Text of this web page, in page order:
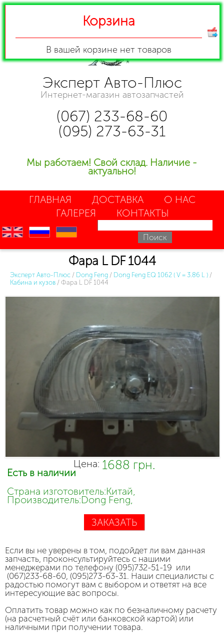
Эксперт Авто-Плюс
Интернет-магазин автозапчастей
(067) 233-68-60
(095) 273-63-31
Мы работаем! Свой склад. Наличие -
актуально!
ГЛАВНАЯ ДОСТАВКА
О НАС
ГАЛЕРЕЯ
КОНТАКТЫ
en ru uk
Фара L DF 1044
Эксперт Авто-Плюс / Dong Feng / Dong Feng EQ 1062 ( V = 3.86 L ) /
Кабина и кузов / Фара L DF 1044
Цена: 1688 грн.
Есть в наличии
Страна изготовитель:Китай,
Производитель:Dong Feng,
ЗАКАЗАТЬ
Если вы не уверены в том, подойдет ли вам данная
запчасть, проконсультируйтесь с нашими
менеджерами по телефону (095)732-51-19 или
(067)233-68-60, (095)273-63-31. Наши специалисты с
радостью помогут вам с выбором и ответят на все
интересующие вас вопросы.
Оплатить товар можно как по безналичному расчету
(на расчетный счёт или банковской картой) или
наличными при получении товара.
Корзина
В вашей корзине нет товаров